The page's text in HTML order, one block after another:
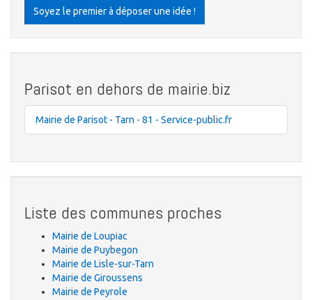
Soyez le premier à déposer une idée !
Parisot en dehors de mairie.biz
Mairie de Parisot - Tarn - 81 - Service-public.fr
Liste des communes proches
Mairie de Loupiac
Mairie de Puybegon
Mairie de Lisle-sur-Tarn
Mairie de Giroussens
Mairie de Peyrole